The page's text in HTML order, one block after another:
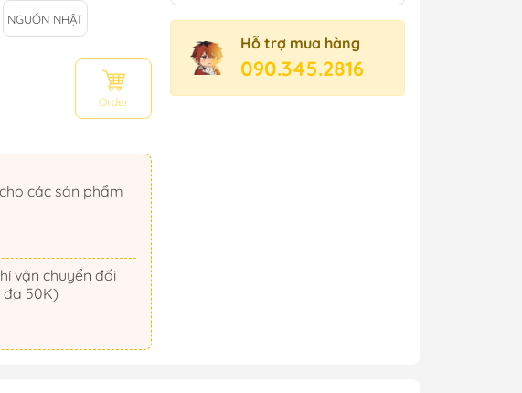
NGUỒN NHẬT
Order
đa 50K)
Hỗ trợ mua hàng
090.345.2816